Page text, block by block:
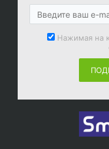
Нажимая на